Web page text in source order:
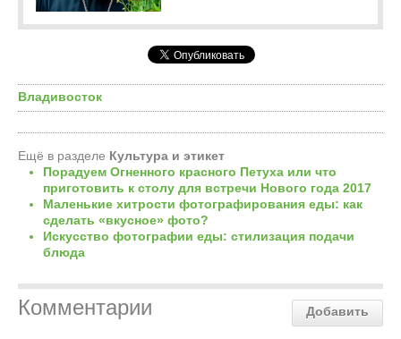
Владивосток
Ещё в разделе Культура и этикет
Порадуем Огненного красного Петуха или что
приготовить к столу для встречи Нового года 2017
Маленькие хитрости фотографирования еды: как
сделать «вкусное» фото?
Искусство фотографии еды: стилизация подачи
блюда
Добавить
Комментарии